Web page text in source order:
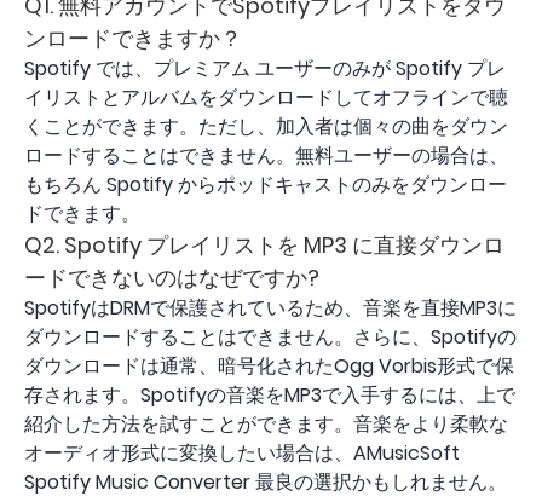
ンロードできますか？
Spotify では、プレミアム ユーザーのみが Spotify プレ
イリストとアルバムをダウンロードしてオフラインで聴
くことができます。ただし、加入者は個々の曲をダウン
ロードすることはできません。無料ユーザーの場合は、
もちろん Spotify からポッドキャストのみをダウンロー
ドできます。
Q2. Spotify プレイリストを MP3 に直接ダウンロ
ードできないのはなぜですか?
SpotifyはDRMで保護されているため、音楽を直接MP3に
ダウンロードすることはできません。さらに、Spotifyの
ダウンロードは通常、暗号化されたOgg Vorbis形式で保
存されます。Spotifyの音楽をMP3で入手するには、上で
紹介した方法を試すことができます。音楽をより柔軟な
オーディオ形式に変換したい場合は、AMusicSoft
Spotify Music Converter 最良の選択かもしれません。